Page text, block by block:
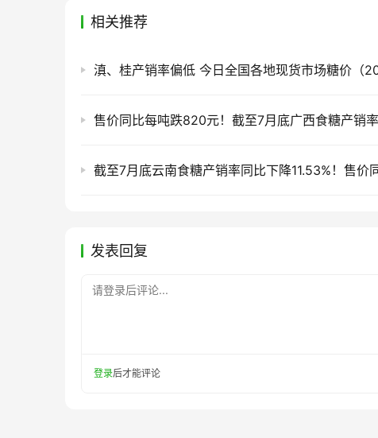
相关推荐
发表回复
请登录后评论...
登录后才能评论